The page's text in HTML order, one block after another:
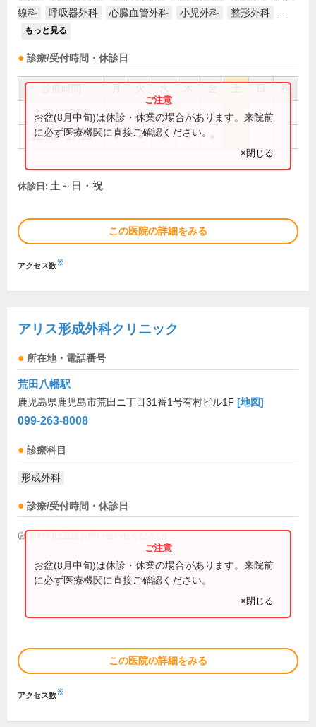
線科
呼吸器外科 心臓血管外科 小児外科 整形外科
もっと見る
診療/受付時間・休診日
祝
8:30～12:00 ● ● ● ● ●
12:00～17:15 ● ● ● ●
お盆(8月中旬)は休診・休業の場合があります。来院前
に必ず医療機関に直接ご確認ください。
×閉じる
休診日: 土～日・祝
この医院の詳細をみる
アクセス数※
アリス形成外科クリニック
所在地・電話番号
荒田八幡駅
鹿児島県鹿児島市荒田ニ丁目31番1号有村ビル1F [地図]
099-263-8008
診療科目
形成外科
診療/受付時間・休診日
(診療時間は直接お問い合わせください)
お盆(8月中旬)は休診・休業の場合があります。来院前
に必ず医療機関に直接ご確認ください。
×閉じる
この医院の詳細をみる
アクセス数※